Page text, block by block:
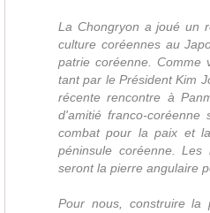
La Chongryon a joué un
culture coréennes au
patrie coréenne. Comme
tant par le Président Kim
récente rencontre à
d'amitié franco-coréenne
combat pour la paix et
péninsule coréenne.
seront la pierre angulaire
Pour nous, construire